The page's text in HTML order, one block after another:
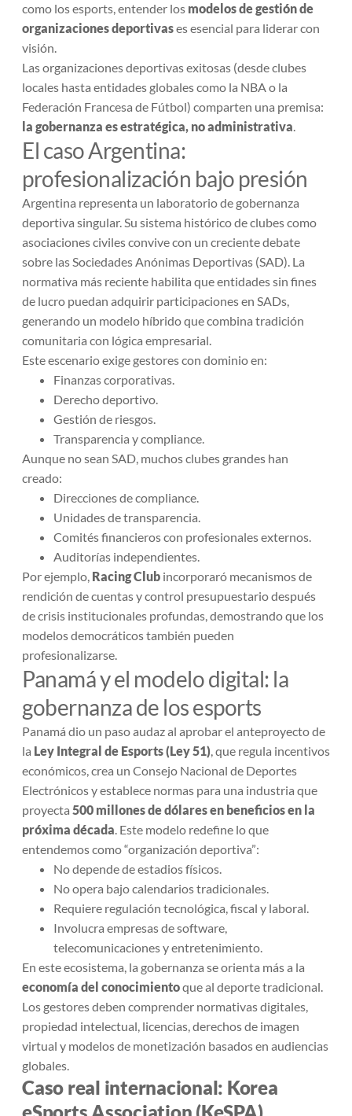
como los esports, entender los modelos de gestión de
organizaciones deportivases esencial para liderar con
visión.
Las organizaciones deportivas exitosas (desde clubes
locales hasta entidades globales como la NBA o la
Federación Francesa de Fútbol) comparten una premisa:
la gobernanza es estratégica, no administrativa.
El caso Argentina:
profesionalización bajo presión
Argentina representa un laboratorio de gobernanza
deportiva singular. Su sistema histórico de clubes como
asociaciones civiles convive con un creciente debate
sobre las Sociedades Anónimas Deportivas (SAD). La
normativa más reciente habilita que entidades sin fines
de lucro puedan adquirir participaciones en SADs,
generando un modelo híbrido que combina tradición
comunitaria con lógica empresarial.
Este escenario exige gestores con dominio en:
Finanzas corporativas.
Derecho deportivo.
Gestión de riesgos.
Transparencia y compliance.
Aunque no sean SAD, muchos clubes grandes han
creado:
Direcciones de compliance.
Unidades de transparencia.
Comités financieros con profesionales externos.
Auditorías independientes.
Por ejemplo, Racing Club incorporaró mecanismos de
rendición de cuentas y control presupuestario después
de crisis institucionales profundas, demostrando que los
modelos democráticos también pueden
profesionalizarse.
Panamá y el modelo digital: la
gobernanza de los esports
Panamá dio un paso audaz al aprobar el anteproyecto de
la Ley Integral de Esports (Ley 51), que regula incentivos
económicos, crea un Consejo Nacional de Deportes
Electrónicos y establece normas para una industria que
proyecta 500 millones de dólares en beneficios en la
próxima década. Este modelo redefine lo que
entendemos como “organización deportiva”:
No depende de estadios físicos.
No opera bajo calendarios tradicionales.
Requiere regulación tecnológica, fiscal y laboral.
Involucra empresas de software,
telecomunicaciones y entretenimiento.
En este ecosistema, la gobernanza se orienta más a la
economía del conocimientoque al deporte tradicional.
Los gestores deben comprender normativas digitales,
propiedad intelectual, licencias, derechos de imagen
virtual y modelos de monetización basados en audiencias
globales.
Caso real internacional: Korea